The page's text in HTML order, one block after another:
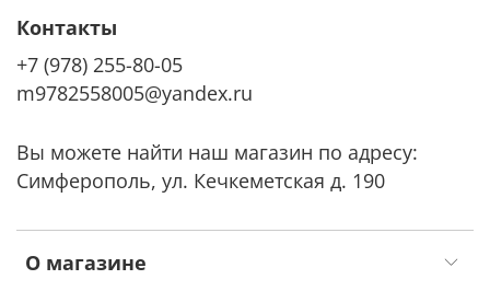
О магазине
Контакты
+7 (978) 255-80-05
m9782558005@yandex.ru
Вы можете найти наш магазин по адресу:
Симферополь, ул. Кечкеметская д. 190